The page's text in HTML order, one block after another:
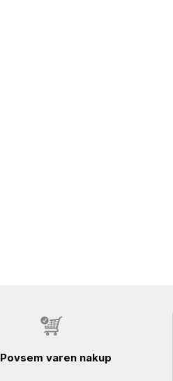
Povsem varen nakup